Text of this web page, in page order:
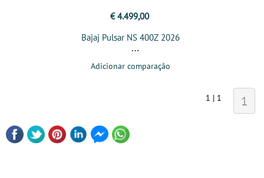
€ 4.499,00
Bajaj Pulsar NS 400Z 2026
Adicionar comparação
1 | 1 1